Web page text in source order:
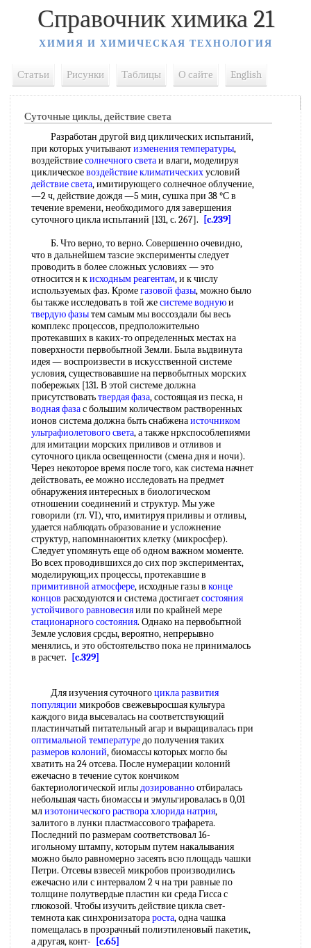
Справочник химика 21
ХИМИЯ И ХИМИЧЕСКАЯ ТЕХНОЛОГИЯ
Статьи Рисунки Таблицы О сайте English
Суточные циклы, действие света
Разработан другой вид циклических испытаний,
при которых учитываютизменения температуры,
воздействиесолнечного светаи влаги, моделируя
циклическоевоздействие климатическихусловий
действие света, имитирующего солнечное облучение,
—2 ч, действие дождя —5 мин, сушка при 38 °С в
течение времени, необходимого для завершения
суточного цикла испытаний [131, с. 267].
[c.239]
Б. Что верно, то верно. Совершенно очевидно,
что в дальнейшем тазсие эксперименты следует
проводить в более сложных условиях — это
относится н кисходным реагентам, и к числу
используемых фаз. Кромегазовой фазы, можно было
бы также исследовать в той жесистеме воднуюи
твердую фазытем самым мы воссоздали бы весь
комплекс процессов, предположительно
протекавших в каких-то определенных местах на
поверхности первобытной Земли. Была выдвинута
идея — воспроизвести в искусственной системе
условия, существовавшие на первобытных морских
побережьях [131. В этой системе должна
присутствоватьтвердая фаза, состоящая из песка, н
водная фазас большим количеством растворенных
ионов система должна быть снабженаисточником
ультрафиолетового света, а также нркспособлепиями
для имитации морских приливов и отливов и
суточного цикла освещенности (смена дня и ночи).
Через некоторое время после того, как система начнет
действовать, ее можно исследовать на предмет
обнаружения интересных в биологическом
отношении соединений и структур. Мы уже
говорили (гл. VI), что, имитируя приливы и отливы,
удается наблюдать образование и усложнение
структур, напомннаюнтих клетку (микросфер).
Следует упомянуть еще об одном важном моменте.
Во всех проводившихся до сих пор экспериментах,
моделирующ,их процессы, протекавшие в
примитивной атмосфере, исходные газы в конце
концов расходуются и система достигаетсостояния
устойчивого равновесияили по крайней мере
стационарного состояния. Однако на первобытной
Земле условия срсды, вероятно, непрерывно
менялись, и это обстоятельство пока не принималось
в расчет.
[c.329]
Для изучения суточногоцикла развития
популяции микробов свежевыросшая культура
каждого вида высевалась на соответствующий
пластинчатый питательный агар и выращивалась при
оптимальной температуредо получения таких
размеров колоний, биомассы которых могло бы
хватить на 24 отсева. После нумерации колоний
ежечасно в течение суток кончиком
бактериологической иглыдозированноотбиралась
небольшая часть биомассы и эмульгировалась в 0,01
млизотонического раствора хлорида натрия,
залитого в лунки пластмассового трафарета.
Последний по размерам соответствовал 16-
игольному штампу, которым путем накалывания
можно было равномерно засеять всю площадь чашки
Петри. Отсевы взвесей микробов производились
ежечасно или с интервалом 2 ч на три равные по
толщине полутвердые пластин ки среда Гисса с
глюкозой. Чтобы изучить действие цикла свет-
темнота как синхронизаторароста, одна чашка
помещалась в прозрачный полиэтиленовый пакетик,
а другая, конт-
[c.65]